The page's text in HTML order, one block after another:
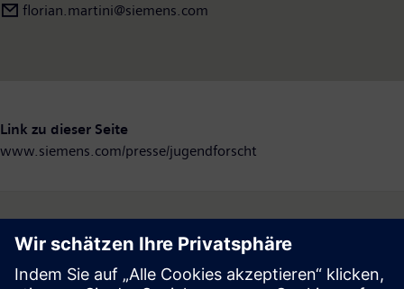
florian.martini@siemens.com
Link zu dieser Seite
www.siemens.com/presse/jugendforscht
Follow